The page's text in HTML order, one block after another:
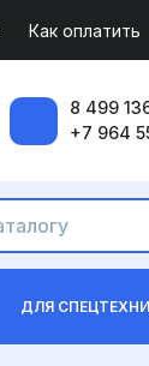
Как оплатить
8 499
+7 964
ДЛЯ